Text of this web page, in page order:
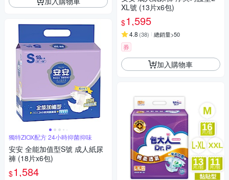
獨特ZIOX配方 24小時抑菌抑味
安安 全能加值型S號 成人紙尿
褲 (18片x6包)
$1,584
XL號 (13片x6包)
$1,595
4.8 (38) 總銷量>50
券
加入購物車